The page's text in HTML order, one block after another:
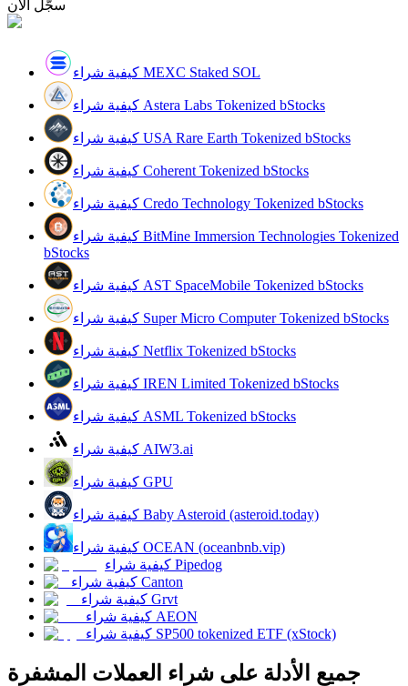
دليل المبتدئين للعقود الآجلة
استراتيجيات التداول
تعلم كيفية البقاء مربحة
خنزير الطاقة
سجّل الآن
كيفية شراء MEXC Staked SOL
كيفية شراء Astera Labs Tokenized bStocks
كيفية شراء USA Rare Earth Tokenized bStocks
كيفية شراء Coherent Tokenized bStocks
كيفية شراء Credo Technology Tokenized bStocks
كيفية شراء BitMine Immersion Technologies Tokenized
bStocks
كيفية شراء AST SpaceMobile Tokenized bStocks
كيفية شراء Super Micro Computer Tokenized bStocks
كيفية شراء Netflix Tokenized bStocks
كيفية شراء IREN Limited Tokenized bStocks
كيفية شراء ASML Tokenized bStocks
كيفية شراء AIW3.ai
كيفية شراء GPU
كيفية شراء Baby Asteroid (asteroid.today)
كيفية شراء OCEAN (oceanbnb.vip)
كيفية شراء Pipedog
كيفية شراء Canton
كيفية شراء Grvt
كيفية شراء AEON
كيفية شراء SP500 tokenized ETF (xStock)
جميع الأدلة على شراء العملات المشفرة